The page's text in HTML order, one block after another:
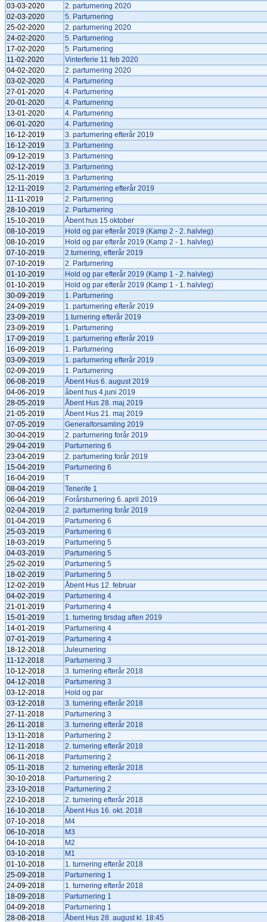
03-03-2020
2. parturnering 2020
02-03-2020
5. Parturnering
25-02-2020
2. parturnering 2020
24-02-2020
5. Parturnering
17-02-2020
5. Parturnering
11-02-2020
Vinterferie 11 feb 2020
04-02-2020
2. parturnering 2020
03-02-2020
4. Parturnering
27-01-2020
4. Parturnering
20-01-2020
4. Parturnering
13-01-2020
4. Parturnering
06-01-2020
4. Parturnering
16-12-2019
3. parturnering efterår 2019
16-12-2019
3. Parturnering
09-12-2019
3. Parturnering
02-12-2019
3. Parturnering
25-11-2019
3. Parturnering
12-11-2019
2. Parturnering efterår 2019
11-11-2019
2. Parturnering
28-10-2019
2. Parturnering
15-10-2019
Åbent hus 15 oktober
08-10-2019
Hold og par efterår 2019 (Kamp 2 - 2. halvleg)
08-10-2019
Hold og par efterår 2019 (Kamp 2 - 1. halvleg)
07-10-2019
2.turnering, efterår 2019
07-10-2019
2. Parturnering
01-10-2019
Hold og par efterår 2019 (Kamp 1 - 2. halvleg)
01-10-2019
Hold og par efterår 2019 (Kamp 1 - 1. halvleg)
30-09-2019
1. Parturnering
24-09-2019
1. parturnering efterår 2019
23-09-2019
1.turnering efterår 2019
23-09-2019
1. Parturnering
17-09-2019
1. parturnering efterår 2019
16-09-2019
1. Parturnering
03-09-2019
1. parturnering efterår 2019
02-09-2019
1. Parturnering
06-08-2019
Åbent Hus 6. august 2019
04-06-2019
åbent hus 4.juni 2019
28-05-2019
Åbent Hus 28. maj 2019
21-05-2019
Åbent Hus 21. maj 2019
07-05-2019
Generalforsamling 2019
30-04-2019
2. parturnering forår 2019
29-04-2019
Parturnering 6
23-04-2019
2. parturnering forår 2019
15-04-2019
Parturnering 6
16-04-2019
T
08-04-2019
Tenerife 1
06-04-2019
Forårsturnering 6. april 2019
02-04-2019
2. parturnering forår 2019
01-04-2019
Parturnering 6
25-03-2019
Parturnering 6
18-03-2019
Parturnering 5
04-03-2019
Parturnering 5
25-02-2019
Parturnering 5
18-02-2019
Parturnering 5
12-02-2019
Åbent Hus 12. februar
04-02-2019
Parturnering 4
21-01-2019
Parturnering 4
15-01-2019
1. turnering tirsdag aften 2019
14-01-2019
Parturnering 4
07-01-2019
Parturnering 4
18-12-2018
Juleurnering
11-12-2018
Parturnering 3
10-12-2018
3. turnering efterår 2018
04-12-2018
Parturnering 3
03-12-2018
Hold og par
03-12-2018
3. turnering efterår 2018
27-11-2018
Parturnering 3
26-11-2018
3. turnering efterår 2018
13-11-2018
Parturnering 2
12-11-2018
2. turnering efterår 2018
06-11-2018
Parturnering 2
05-11-2018
2. turnering efterår 2018
30-10-2018
Parturnering 2
23-10-2018
Parturnering 2
22-10-2018
2. turnering efterår 2018
16-10-2018
Åbent Hus 16. okt. 2018
07-10-2018
M4
06-10-2018
M3
04-10-2018
M2
03-10-2018
M1
01-10-2018
1. turnering efterår 2018
25-09-2018
Parturnering 1
24-09-2018
1. turnering efterår 2018
18-09-2018
Parturnering 1
04-09-2018
Parturnering 1
28-08-2018
Åbent Hus 28. august kl. 18:45